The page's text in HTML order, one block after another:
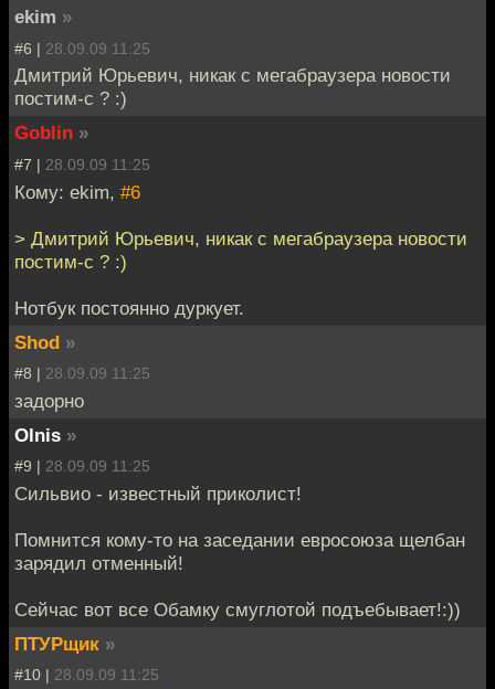
ekim »
#6 | 28.09.09 11:25
Дмитрий Юрьевич, никак с мегабраузера новости
постим-с ? :)
Goblin »
#7 | 28.09.09 11:25
Кому: ekim, #6
> Дмитрий Юрьевич, никак с мегабраузера новости
постим-с ? :)
Нотбук постоянно дуркует.
Shod »
#8 | 28.09.09 11:25
задорно
Olnis »
#9 | 28.09.09 11:25
Сильвио - известный приколист!
Помнится кому-то на заседании евросоюза щелбан
зарядил отменный!
Сейчас вот все Обамку смуглотой подъебывает!:))
ПТУРщик »
#10 | 28.09.09 11:25